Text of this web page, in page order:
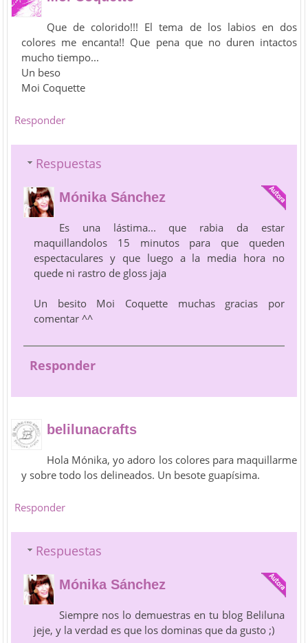
Que de colorido!!! El tema de los labios en dos
colores me encanta!! Que pena que no duren intactos
mucho tiempo...
Un beso
Moi Coquette
Responder
Respuestas
Mónika Sánchez
Es una lástima... que rabia da estar
maquillandolos 15 minutos para que queden
espectaculares y que luego a la media hora no
quede ni rastro de gloss jaja
Un besito Moi Coquette muchas gracias por
comentar ^^
Responder
belilunacrafts
Hola Mónika, yo adoro los colores para maquillarme
y sobre todo los delineados. Un besote guapísima.
Responder
Respuestas
Mónika Sánchez
Siempre nos lo demuestras en tu blog Beliluna
jeje, y la verdad es que los dominas que da gusto ;)